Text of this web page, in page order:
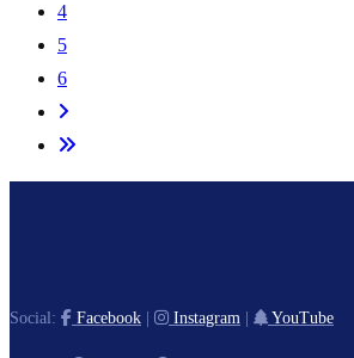
4
5
6
Social: Facebook Instagram YouTube